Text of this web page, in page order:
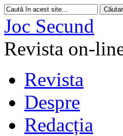
Joc Secund
Revista on-
Revista
Despre
Redacția